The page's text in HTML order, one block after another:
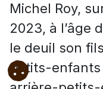
Michel Roy,
2023, à l’âge
le deuil son
petits-enfants